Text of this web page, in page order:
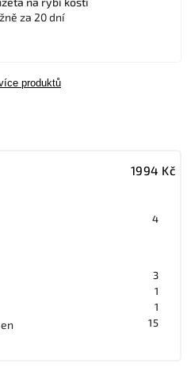
za 20 dní
produktů
1994 Kč
4
3
1
1
15